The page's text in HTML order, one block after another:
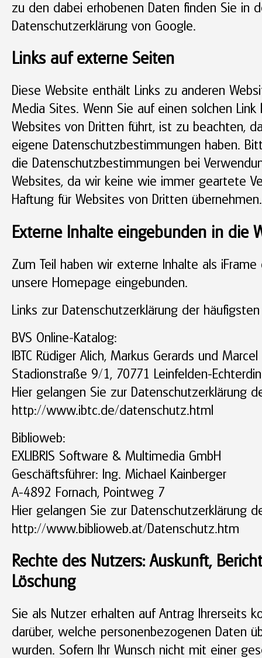
zu den dabei erhobenen Daten finden Sie in
Datenschutzerklärung von Google.
Links auf externe Seiten
Diese Website enthält Links zu anderen
Media Sites. Wenn Sie auf einen solchen Link
Websites von Dritten führt, ist zu beachten,
eigene Datenschutzbestimmungen haben.
die Datenschutzbestimmungen bei
Websites, da wir keine wie immer geartete
Haftung für Websites von Dritten übernehmen.
Externe Inhalte eingebunden in die
Zum Teil haben wir externe Inhalte als
unsere Homepage eingebunden.
Links zur Datenschutzerklärung der
BVS Online-Katalog:
IBTC Rüdiger Alich, Markus Gerards und Marcel
Stadionstraße 9/1, 70771 Leinfelden-
Hier gelangen Sie zur Datenschutzerklärung
http://www.ibtc.de/datenschutz.html
Biblioweb:
EXLIBRIS Software & Multimedia GmbH
Geschäftsführer: Ing. Michael Kainberger
A-4892 Fornach, Pointweg 7
Hier gelangen Sie zur Datenschutzerklärung
http://www.biblioweb.at/Datenschutz.htm
Rechte des Nutzers: Auskunft,
Löschung
Sie als Nutzer erhalten auf Antrag Ihrerseits
darüber, welche personenbezogenen Daten
wurden. Sofern Ihr Wunsch nicht mit einer